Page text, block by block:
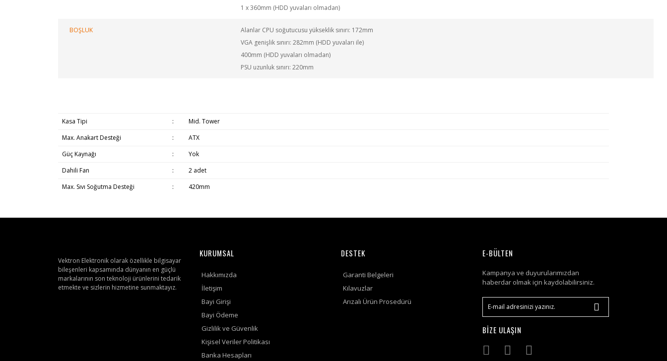
1 x 360mm (HDD yuvaları olmadan)
BOŞLUK
Alanlar CPU soğutucusu yükseklik sınırı: 172mm
VGA genişlik sınırı: 282mm (HDD yuvaları ile)
400mm (HDD yuvaları olmadan)
PSU uzunluk sınırı: 220mm
Kasa Tipi :
Mid. Tower
Max. Anakart Desteği
:
ATX
Güç Kaynağı
:
Yok
Dahili Fan
:
2 adet
Max. Sıvı Soğutma Desteği
: 420mm
Vektron Elektronik olarak özellikle bilgisayar
bileşenleri kapsamında dünyanın en güçlü
markalarının son teknoloji ürünlerini tedarik
etmekte ve sizlerin hizmetine sunmaktayız.
KURUMSAL
Hakkımızda
İletişim
Bayi Girişi
Bayi Ödeme
Gizlilik ve Güvenlik
Kişisel Veriler Politikası
Banka Hesapları
DESTEK
Garanti Belgeleri
Kılavuzlar
Arızalı Ürün Prosedürü
E-BÜLTEN
Kampanya ve duyurularımızdan
haberdar olmak için kaydolabilirsiniz.
BİZE ULAŞIN